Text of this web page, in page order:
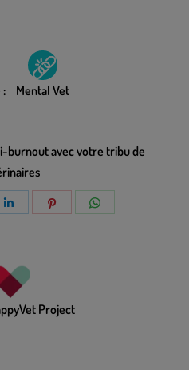
: Mental Vet
burnout avec votre tribu de
Project